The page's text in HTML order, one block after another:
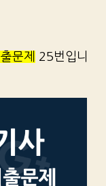
문제
25번입니